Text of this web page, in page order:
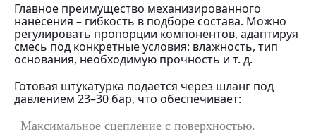
Главное преимущество механизированного
нанесения – гибкость в подборе состава. Можно
регулировать пропорции компонентов, адаптируя
смесь под конкретные условия: влажность, тип
основания, необходимую прочность и т. д.
Готовая штукатурка подается через шланг под
давлением 23–30 бар, что обеспечивает:
Максимальное сцепление с поверхностью.